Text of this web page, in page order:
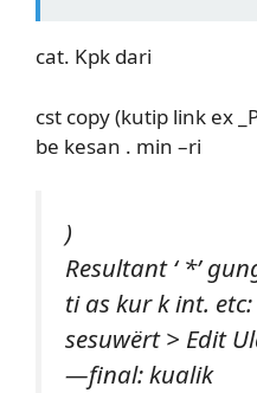
cat. Kpk dari
cst copy (kutip link ex
be kesan . min –ri
)
Resultant ‘ *’
ti as kur k int.
sesuwërt > Edit
—final: kualik